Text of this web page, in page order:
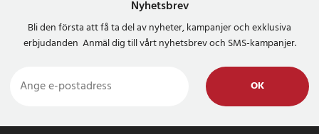
Nyhetsbrev
Bli den första att få ta del av nyheter, kampanjer och exklusiva
erbjudanden Anmäl dig till vårt nyhetsbrev och SMS-kampanjer.
OK